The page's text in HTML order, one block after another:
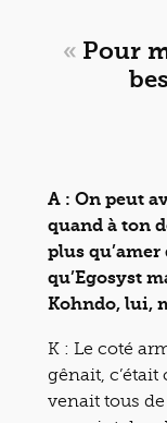
« Pour
A : On peut
quand à ton
plus
qu’Egosyst
Kohndo, lui,
K : Le coté
gênait,
venait tous